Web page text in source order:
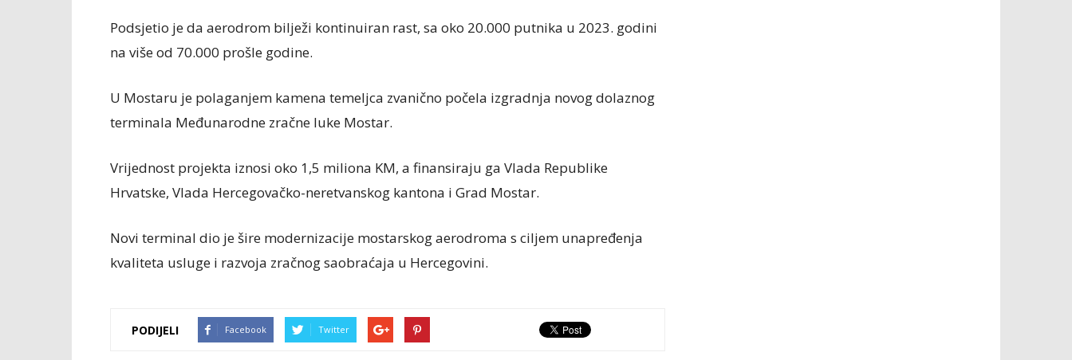
Podsjetio je da aerodrom bilježi kontinuiran rast, sa oko 20.000 putnika u 2023. godini
na više od 70.000 prošle godine.
U Mostaru je polaganjem kamena temeljca zvanično počela izgradnja novog dolaznog
terminala Međunarodne zračne luke Mostar.
Vrijednost projekta iznosi oko 1,5 miliona KM, a finansiraju ga Vlada Republike
Hrvatske, Vlada Hercegovačko-neretvanskog kantona i Grad Mostar.
Novi terminal dio je šire modernizacije mostarskog aerodroma s ciljem unapređenja
kvaliteta usluge i razvoja zračnog saobraćaja u Hercegovini.
PODIJELI Facebook Twitter